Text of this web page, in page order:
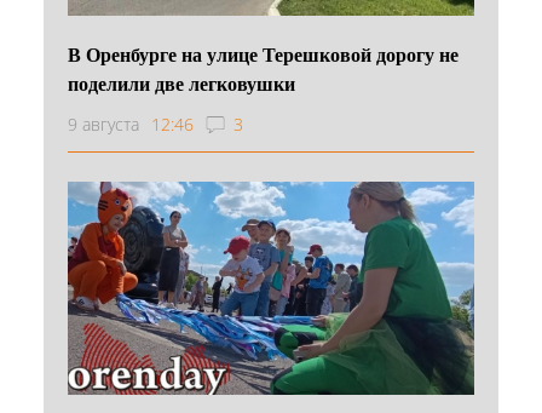
В Оренбурге на улице Терешковой дорогу не
поделили две легковушки
9 августа 12:46 3